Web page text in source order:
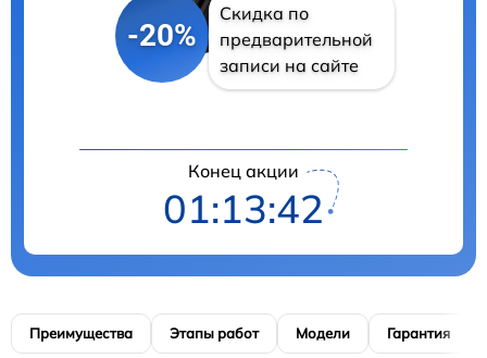
-20%
Скидка по
предварительной
записи на сайте
Конец акции
01:13:40
Преимущества Этапы работ Модели Гарантия